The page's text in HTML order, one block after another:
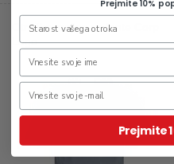
Otroška majica za fante Corp
Logo
Prejmite 10%
Prejmite